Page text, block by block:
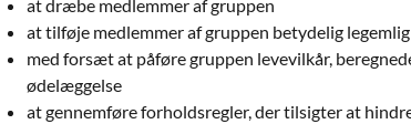
at dræbe medlemmer af gruppen
at tilføje medlemmer af gruppen betydelig
med forsæt at påføre gruppen levevilkår,
ødelæggelse
at gennemføre forholdsregler, der tilsigter at